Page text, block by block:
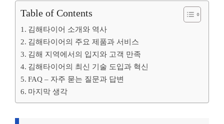
Table of Contents
김해타이어 소개와 역사
김해타이어의 주요 제품과 서비스
김해 지역에서의 입지와 고객 만족
김해타이어의 최신 기술 도입과 혁신
FAQ – 자주 묻는 질문과 답변
마지막 생각